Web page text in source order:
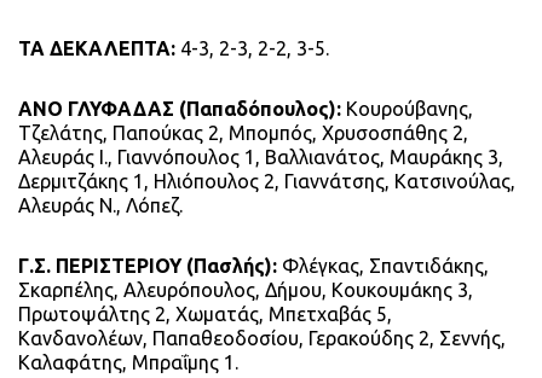
ΤΑ ΔΕΚΑΛΕΠΤΑ: 4-3, 2-3, 2-2, 3-5.
ΑΝΟ ΓΛΥΦΑΔΑΣ (Παπαδόπουλος): Κουρούβανης,
Τζελάτης, Παπούκας 2, Μπομπός, Χρυσοσπάθης 2,
Αλευράς Ι., Γιαννόπουλος 1, Βαλλιανάτος, Μαυράκης 3,
Δερμιτζάκης 1, Ηλιόπουλος 2, Γιαννάτσης, Κατσινούλας,
Αλευράς Ν., Λόπεζ.
Γ.Σ. ΠΕΡΙΣΤΕΡΙΟΥ (Πασλής): Φλέγκας, Σπαντιδάκης,
Σκαρπέλης, Αλευρόπουλος, Δήμου, Κουκουμάκης 3,
Πρωτοψάλτης 2, Χωματάς, Μπετχαβάς 5,
Κανδανολέων, Παπαθεοδοσίου, Γερακούδης 2, Σεννής,
Καλαφάτης, Μπραΐμης 1.